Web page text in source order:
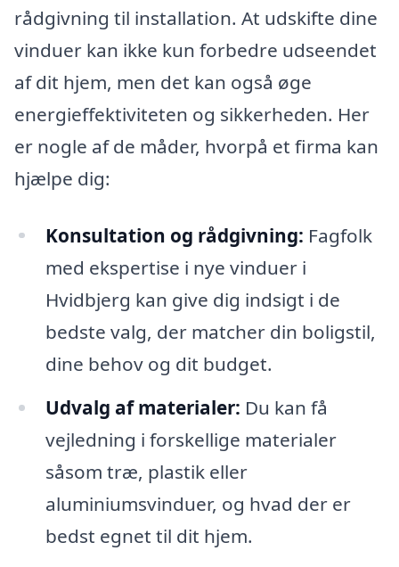
rådgivning til installation. At udskifte dine
vinduer kan ikke kun forbedre udseendet
af dit hjem, men det kan også øge
energieffektiviteten og sikkerheden. Her
er nogle af de måder, hvorpå et firma kan
hjælpe dig:
Konsultation og rådgivning: Fagfolk
med ekspertise i nye vinduer i
Hvidbjerg kan give dig indsigt i de
bedste valg, der matcher din boligstil,
dine behov og dit budget.
Udvalg af materialer: Du kan få
vejledning i forskellige materialer
såsom træ, plastik eller
aluminiumsvinduer, og hvad der er
bedst egnet til dit hjem.